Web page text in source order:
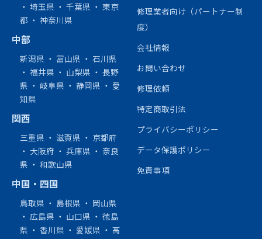
・ 埼玉県 ・ 千葉県 ・ 東京
都 ・ 神奈川県
中部
新潟県 ・ 富山県 ・ 石川県
・ 福井県 ・ 山梨県 ・ 長野
県 ・ 岐阜県 ・ 静岡県 ・ 愛
知県
関西
三重県 ・ 滋賀県 ・ 京都府
・ 大阪府 ・ 兵庫県 ・ 奈良
県 ・ 和歌山県
中国・四国
鳥取県 ・ 島根県 ・ 岡山県
・ 広島県 ・ 山口県 ・ 徳島
県 ・ 香川県 ・ 愛媛県 ・ 高
修理業者向け（パートナー制
度）
会社情報
お問い合わせ
修理依頼
特定商取引法
プライバシーポリシー
データ保護ポリシー
免責事項